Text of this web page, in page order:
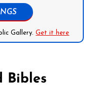
Gallery.Get it here
Bibles